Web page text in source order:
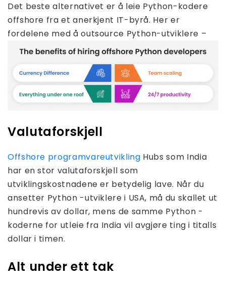
Det beste alternativet er å leie Python-kodere
offshore fra et anerkjent IT-byrå. Her er
fordelene med å outsource Python-utviklere –
Valutaforskjell
Offshore programvareutvikling Hubs som India
har en stor valutaforskjell som
utviklingskostnadene er betydelig lave. Når du
ansetter Python -utviklere i USA, må du skallet ut
hundrevis av dollar, mens de samme Python -
koderne for utleie fra India vil avgjøre ting i titalls
dollar i timen.
Alt under ett tak